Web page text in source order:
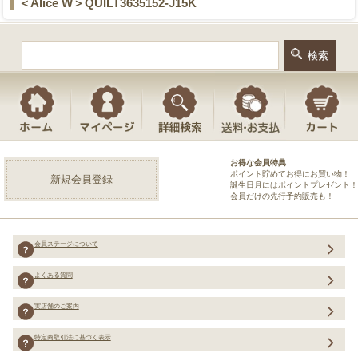
＜Alice W＞QUILT3635152-J15K
新規会員登録
お得な会員特典
ポイント貯めてお得にお買い物！
誕生日月にはポイントプレゼント！
会員だけの先行予約販売も！
会員ステージについて
よくある質問
実店舗のご案内
特定商取引法に基づく表示